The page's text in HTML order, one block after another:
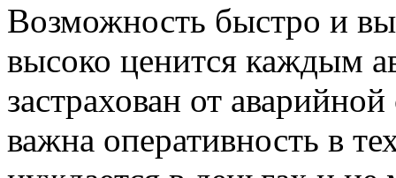
Возможность быстро и
высоко ценится каждым
застрахован от
важна оперативность в